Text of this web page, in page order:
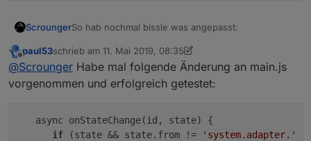
ScroungerSo hab nochmal bissle was angepasst:
timestamp changes werden berücksichtig
weiteres debugging und error logging
Bitte den aktuellen branch ziehen
Offline
paul53schrieb am 11. Mai 2019, 08:35
zuletzt editiert von paul535. Nov. 2019, 10:40
@Scrounger Habe mal folgende Änderung an main.js
vorgenommen und erfolgreich getestet:
   async onStateChange(id, state) {
if (state && state.from != 'system.adapter.'